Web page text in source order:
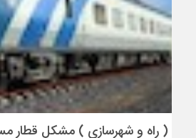
( راه و شهرسازی ) مشکل قطار